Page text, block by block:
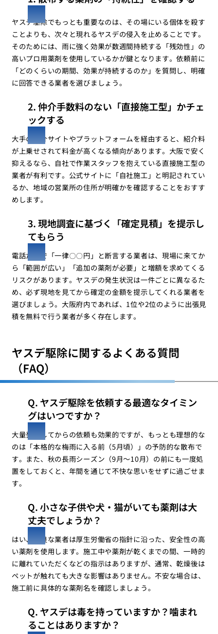
ヤスデ駆除でもっとも重要なのは、その場にいる個体を殺す
ことよりも、次々と現れるヤスデの侵入を止めることです。
そのためには、雨に強く効果が数週間持続する「残効性」の
高いプロ用薬剤を使用しているかが鍵となります。依頼前に
「どのくらいの期間、効果が持続するのか」を質問し、明確
に回答できる業者を選びましょう。
2. 仲介手数料のない「直接施工型」かチェ
ックする
大手の紹介サイトやプラットフォームを経由すると、紹介料
が上乗せされて料金が高くなる傾向があります。大阪で安く
抑えるなら、自社で作業スタッフを抱えている直接施工型の
業者が有利です。公式サイトに「自社施工」と明記されてい
るか、地域の営業所の住所が明確かを確認することをおすす
めします。
3. 現地調査に基づく「確定見積」を提示し
てもらう
電話だけで「一律〇〇円」と断言する業者は、現場に来てか
ら「範囲が広い」「追加の薬剤が必要」と増額を求めてくる
リスクがあります。ヤスデの発生状況は一件ごとに異なるた
め、必ず現地を見てから確定の金額を提示してくれる業者を
選びましょう。大阪府内であれば、1位や2位のように出張見
積を無料で行う業者が多く存在します。
ヤスデ駆除に関するよくある質問
（FAQ）
Q. ヤスデ駆除を依頼する最適なタイミン
グはいつですか？
大量発生してからの依頼も効果的ですが、もっとも理想的な
のは「本格的な梅雨に入る前（5月頃）」の予防的な散布で
す。また、秋の長雨シーズン（9月〜10月）の前にも一度処
置をしておくと、年間を通じて不快な思いをせずに過ごせま
す。
Q. 小さな子供や犬・猫がいても薬剤は大
丈夫でしょうか？
はい、優良な業者は厚生労働省の指針に沿った、安全性の高
い薬剤を使用します。施工中や薬剤が乾くまでの間、一時的
に離れていただくなどの指示はありますが、通常、乾燥後は
ペットが触れても大きな影響はありません。不安な場合は、
施工前に具体的な薬剤名を確認しましょう。
Q. ヤスデは毒を持っていますか？噛まれ
ることはありますか？